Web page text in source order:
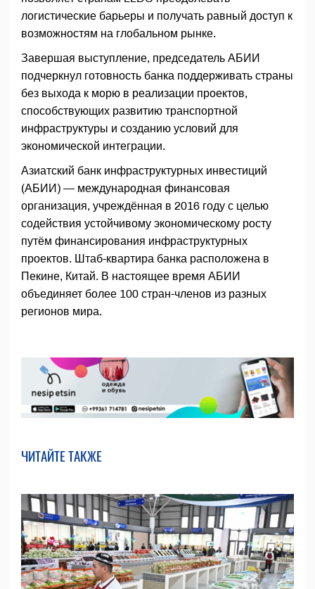
логистические барьеры и получать равный доступ к
возможностям на глобальном рынке.
Завершая выступление, председатель АБИИ
подчеркнул готовность банка поддерживать страны
без выхода к морю в реализации проектов,
способствующих развитию транспортной
инфраструктуры и созданию условий для
экономической интеграции.
Азиатский банк инфраструктурных инвестиций
(АБИИ) — международная финансовая
организация, учреждённая в 2016 году с целью
содействия устойчивому экономическому росту
путём финансирования инфраструктурных
проектов. Штаб-квартира банка расположена в
Пекине, Китай. В настоящее время АБИИ
объединяет более 100 стран-членов из разных
регионов мира.
ЧИТАЙТЕ ТАКЖЕ